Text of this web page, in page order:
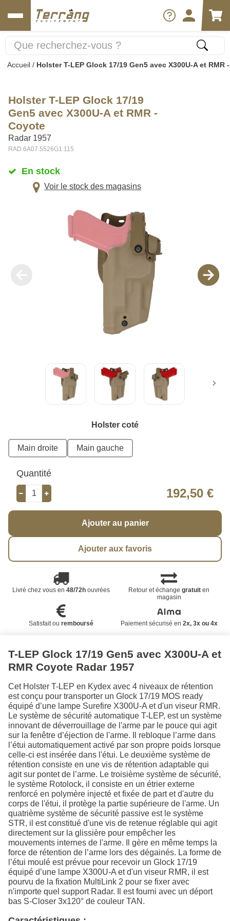
Accueil / Holster T-LEP Glock 17/19 Gen5 avec X300U-A et RMR
Holster T-LEP Glock 17/19
Gen5 avec X300U-A et RMR -
Coyote
Radar 1957
RAD.6A07.5526G1.115
En stock
Voir le stock des magasins
Holster coté
Main droite Main gauche
Quantité
192,50 €
Ajouter au panier
Ajouter aux favoris
Livré chez vous en 48/72houvrées Retour et échangegratuit en
magasin
Satisfait ou remboursé Paiement sécurisé en 2x, 3x ou 4x
T-LEP Glock 17/19 Gen5 avec X300U-A et
RMR Coyote Radar 1957
Cet Holster T-LEP en Kydex avec 4 niveaux de rétention
est conçu pour transporter un Glock 17/19 MOS ready
équipé d’une lampe Surefire X300U-A et d'un viseur RMR.
Le système de sécurité automatique T-LEP, est un système
innovant de déverrouillage de l'arme par le pouce qui agit
sur la fenêtre d’éjection de l'arme. Il rebloque l’arme dans
l’étui automatiquement activé par son propre poids lorsque
celle-ci est insérée dans l'étui. Le deuxième système de
rétention consiste en une vis de rétention adaptable qui
agit sur pontet de l’arme. Le troisième système de sécurité,
le système Rotolock, il consiste en un étrier externe
renforcé en polymère injecté et fixée de part et d'autre du
corps de l'étui, il protège la partie supérieure de l'arme. Un
quatrième système de sécurité passive est le système
STR, il est constitué d'une vis de retenue réglable qui agit
directement sur la glissière pour empêcher les
mouvements internes de l'arme. Il gère en même temps la
force de rétention de l’arme lors des dégainés. La forme de
l’étui moulé est prévue pour recevoir un Glock 17/19
équipé d’une lampe X300U-A et d'un viseur RMR, il est
pourvu de la fixation MultiLink 2 pour se fixer avec
n'importe quel support Radar. Il est fourni avec un déport
bas S-Closer 3x120° de couleur TAN.